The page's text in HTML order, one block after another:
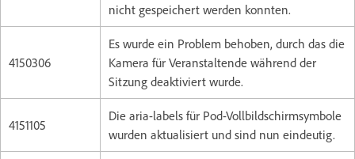
nicht gespeichert werden konnten.
4150306
Es wurde ein Problem behoben, durch das die
Kamera für Veranstaltende während der
Sitzung deaktiviert wurde.
4151105
Die aria-labels für Pod-Vollbildschirmsymbole
wurden aktualisiert und sind nun eindeutig.